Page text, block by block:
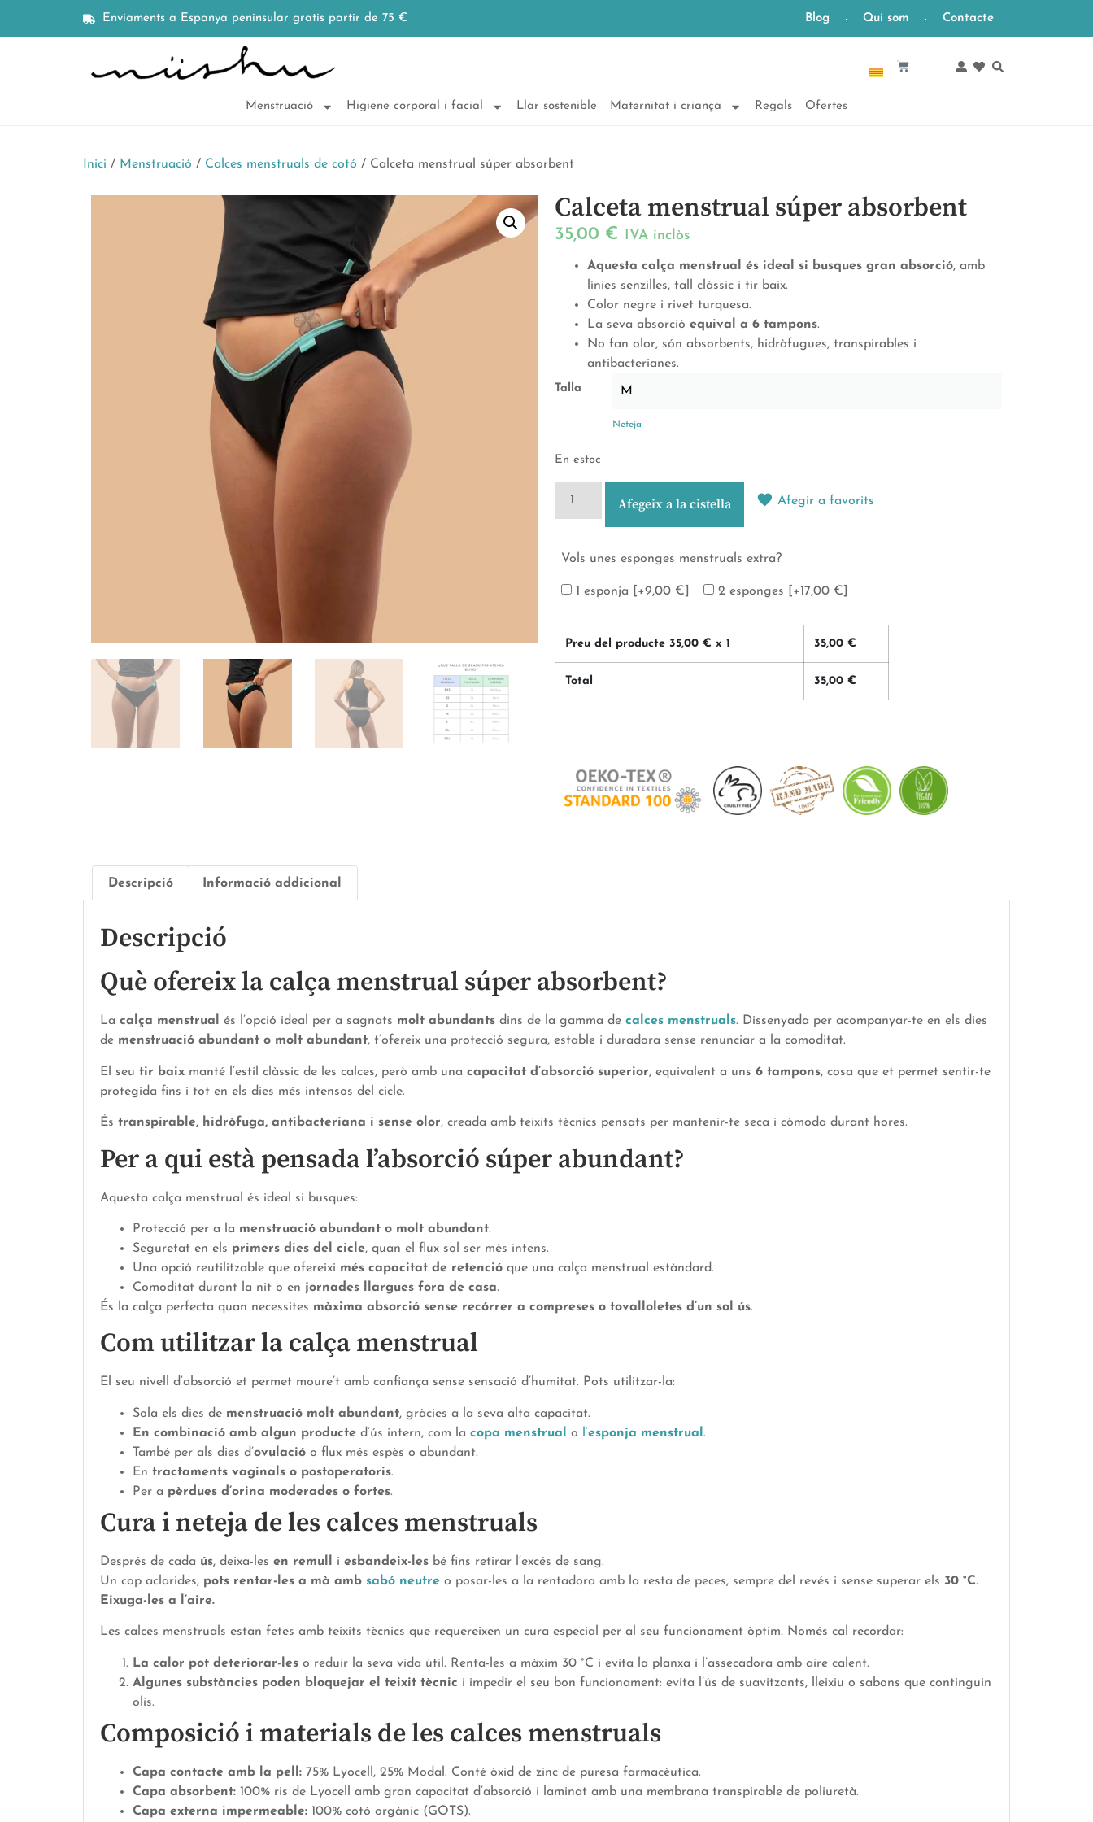
Enviaments a Espanya peninsular gratis partir de 75 € Blog Qui som Contacte
Català
Menstruació Higiene corporal i facial Llar sostenible Maternitat i criança Regals Ofertes
Inici / Menstruació / Calces menstruals de cotó / Calceta menstrual súper absorbent
Calceta menstrual súper absorbent
35,00 € IVA inclòs
Aquesta calça menstrual és ideal si busques gran absorció, amb
línies senzilles, tall clàssic i tir baix.
Color negre i rivet turquesa.
La seva absorció equival a 6 tampons.
No fan olor, són absorbents, hidròfugues, transpirables i
antibacterianes.
Talla
Neteja
En estoc
Vols unes esponges menstruals extra?
1 esponja [+9,00 €] 2 esponges [+17,00 €]
Preu del producte 35,00 € x 1 35,00 €
Total 35,00 €
Afegeix a la cistella Afegir a favorits
Descripció Informació addicional
Descripció
Què ofereix la calça menstrual súper absorbent?
La calça menstrual és l’opció ideal per a sagnats molt abundants dins de la gamma de calces menstruals. Dissenyada per acompanyar-te en els dies
de menstruació abundant o molt abundant, t’ofereix una protecció segura, estable i duradora sense renunciar a la comoditat.
El seu tir baix manté l’estil clàssic de les calces, però amb una capacitat d’absorció superior, equivalent a uns 6 tampons, cosa que et permet sentir-te
protegida fins i tot en els dies més intensos del cicle.
És transpirable, hidròfuga, antibacteriana i sense olor, creada amb teixits tècnics pensats per mantenir-te seca i còmoda durant hores.
Per a qui està pensada l’absorció súper abundant?
Aquesta calça menstrual és ideal si busques:
Protecció per a la menstruació abundant o molt abundant.
Seguretat en els primers dies del cicle, quan el flux sol ser més intens.
Una opció reutilitzable que ofereixi més capacitat de retenció que una calça menstrual estàndard.
Comoditat durant la nit o en jornades llargues fora de casa.
És la calça perfecta quan necessites màxima absorció sense recórrer a compreses o tovalloletes d’un sol ús.
Com utilitzar la calça menstrual
El seu nivell d’absorció et permet moure’t amb confiança sense sensació d’humitat. Pots utilitzar-la:
Sola els dies de menstruació molt abundant, gràcies a la seva alta capacitat.
En combinació amb algun producte d’ús intern, com la copa menstrual o l’esponja menstrual .
També per als dies d’ovulació o flux més espès o abundant.
En tractaments vaginals o postoperatoris.
Per a pèrdues d’orina moderades o fortes.
Cura i neteja de les calces menstruals
Després de cada ús, deixa-les en remull i esbandeix-les bé fins retirar l’excés de sang.
Un cop aclarides, pots rentar-les a mà amb sabó neutre o posar-les a la rentadora amb la resta de peces, sempre del revés i sense superar els 30 °C.
Eixuga-les a l’aire.
Les calces menstruals estan fetes amb teixits tècnics que requereixen un cura especial per al seu funcionament òptim. Només cal recordar:
La calor pot deteriorar-les o reduir la seva vida útil. Renta-les a màxim 30 °C i evita la planxa i l’assecadora amb aire calent.
Algunes substàncies poden bloquejar el teixit tècnic i impedir el seu bon funcionament: evita l’ús de suavitzants, lleixiu o sabons que continguin
olis.
Composició i materials de les calces menstruals
Capa contacte amb la pell: 75% Lyocell, 25% Modal. Conté òxid de zinc de puresa farmacèutica.
Capa absorbent: 100% ris de Lyocell amb gran capacitat d’absorció i laminat amb una membrana transpirable de poliuretà.
Capa externa impermeable: 100% cotó orgànic (GOTS).